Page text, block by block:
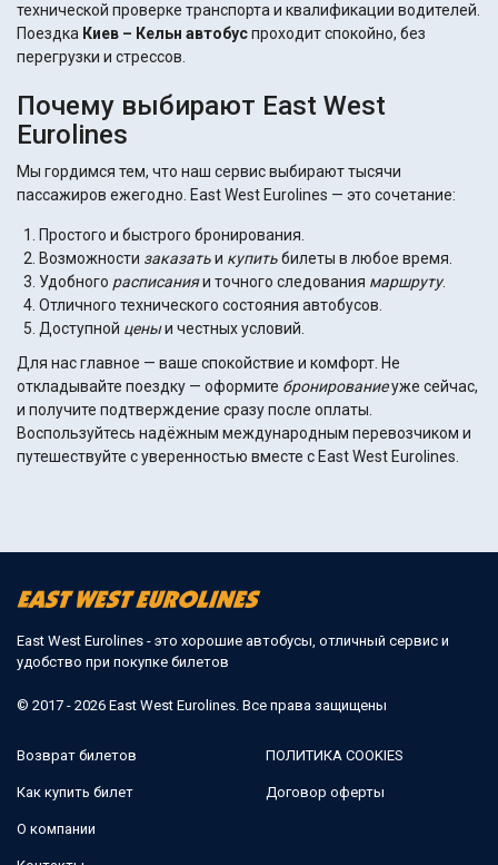
технической проверке транспорта и квалификации водителей.
Поездка Киев – Кельн автобуспроходит спокойно, без
перегрузки и стрессов.
Почему выбирают East West
Eurolines
Мы гордимся тем, что наш сервис выбирают тысячи
пассажиров ежегодно. East West Eurolines — это сочетание:
Простого и быстрого бронирования.
Возможности заказатьи купитьбилеты в любое время.
Удобного расписанияи точного следования маршруту.
Отличного технического состояния автобусов.
Доступной ценыи честных условий.
Для нас главное — ваше спокойствие и комфорт. Не
откладывайте поездку — оформите бронированиеуже сейчас,
и получите подтверждение сразу после оплаты.
Воспользуйтесь надёжным международным перевозчиком и
путешествуйте с уверенностью вместе с East West Eurolines.
East West Eurolines - это хорошие автобусы, отличный сервис и
удобство при покупке билетов
© 2017 - 2026 East West Eurolines. Все права защищены
Возврат билетов
Как купить билет
О компании
ПОЛИТИКА COOKIES
Договор оферты